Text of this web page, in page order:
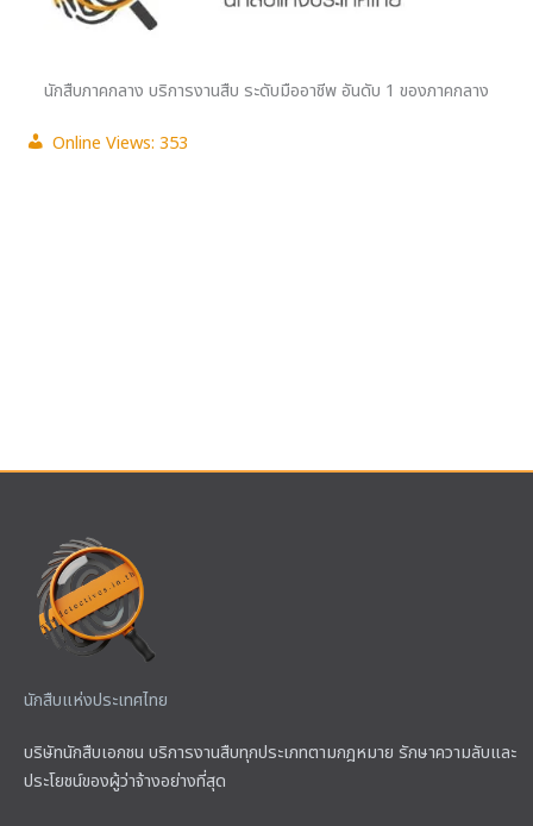
นักสืบภาคกลาง บริการงานสืบ ระดับมืออาชีพ อันดับ 1 ของภาคกลาง
Online Views: 353
นักสืบแห่งประเทศไทย
บริษัทนักสืบเอกชน บริการงานสืบทุกประเภทตามกฎหมาย รักษาความลับและ
ประโยชน์ของผู้ว่าจ้างอย่างที่สุด